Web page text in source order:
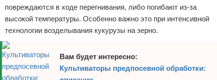
повреждаются в ходе перегнивания, либо погибают из-за
высокой температуры. Особенно важно это при интенсивной
технологии возделывания кукурузы на зерно.
Вам будет интересно:
Культиваторы предпосевной обработки: